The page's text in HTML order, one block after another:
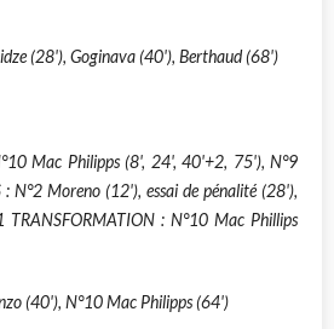
(28'), Goginava (40'), Berthaud (68')
Mac Philipps (8', 24', 40'+2, 75'), N°9
N°2 Moreno (12'), essai de pénalité (28'),
: N°10 Mac Phillips
(40'), N°10 Mac Philipps (64')